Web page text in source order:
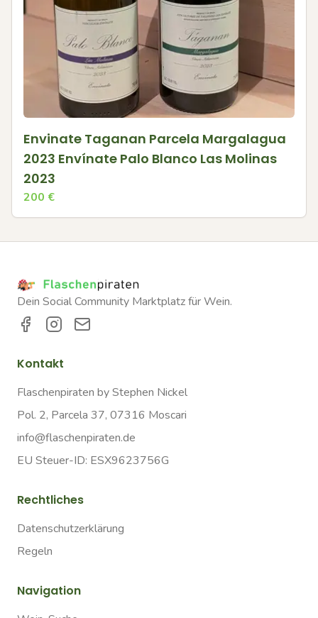
Envinate Taganan Parcela Margalagua
2023 Envínate Palo Blanco Las Molinas
2023
200 €
Dein Social Community Marktplatz für Wein.
Kontakt
Flaschenpiraten by Stephen Nickel
Pol. 2, Parcela 37, 07316 Moscari
info@flaschenpiraten.de
EU Steuer-ID: ESX9623756G
Rechtliches
Datenschutzerklärung
Regeln
Navigation